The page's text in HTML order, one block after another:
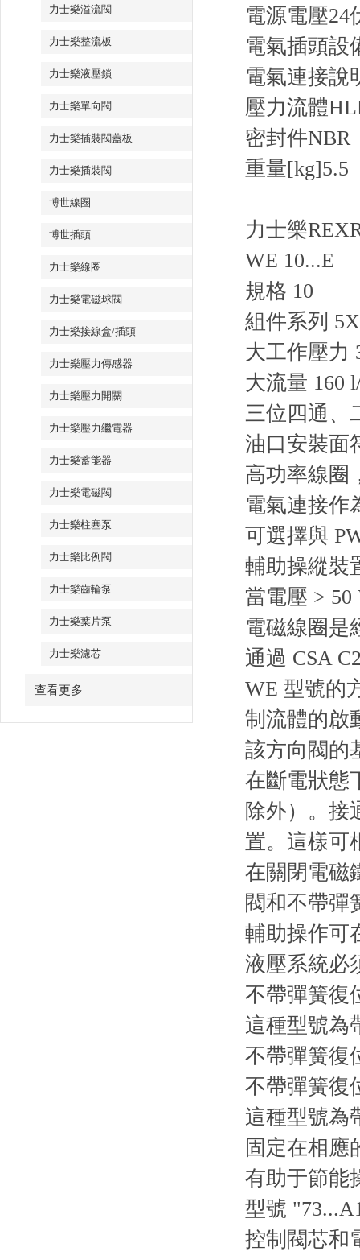
力士樂溢流閥
力士樂整流板
力士樂液壓鎖
力士樂單向閥
力士樂插裝閥蓋板
力士樂插裝閥
博世線圈
博世插頭
力士樂線圈
力士樂電磁球閥
力士樂接線盒/插頭
力士樂壓力傳感器
力士樂壓力開關
力士樂壓力繼電器
力士樂蓄能器
力士樂電磁閥
力士樂柱塞泵
力士樂比例閥
力士樂齒輪泵
力士樂葉片泵
力士樂濾芯
查看更多
電源電壓24
電氣插頭設
電氣連接說
壓力流體
密封件NBR
重量[kg]5.5
力士樂
WE 10...E
規格 10
組件系列 5X
大工作壓力
大流量 160
三位四通、
油口安裝面
高功率線圈
電氣連接作
可選擇與
輔助操縱裝
當電壓 > 50
電磁線圈是
通過 CSA
WE 型號的
制流體的啟
該方向閥的
在斷電狀態
除外）。接
置。這樣可
在關閉電磁
閥和不帶彈
輔助操作可
液壓系統必
不帶彈簧復
這種型號為
不帶彈簧復
不帶彈簧復
這種型號為
固定在相應
有助于節能
型號
控制閥芯和